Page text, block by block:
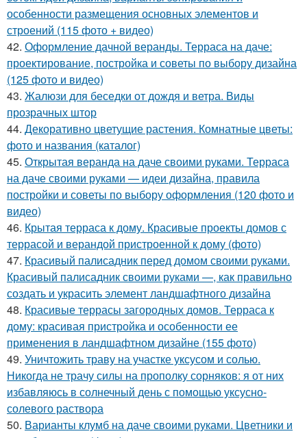
особенности размещения основных элементов и
строений (115 фото + видео)
42. Оформление дачной веранды. Терраса на даче:
проектирование, постройка и советы по выбору дизайна
(125 фото и видео)
43. Жалюзи для беседки от дождя и ветра. Виды
прозрачных штор
44. Декоративно цветущие растения. Комнатные цветы:
фото и названия (каталог)
45. Открытая веранда на даче своими руками. Терраса
на даче своими руками — идеи дизайна, правила
постройки и советы по выбору оформления (120 фото и
видео)
46. Крытая терраса к дому. Красивые проекты домов с
террасой и верандой пристроенной к дому (фото)
47. Красивый палисадник перед домом своими руками.
Красивый палисадник своими руками —, как правильно
создать и украсить элемент ландшафтного дизайна
48. Красивые террасы загородных домов. Терраса к
дому: красивая пристройка и особенности ее
применения в ландшафтном дизайне (155 фото)
49. Уничтожить траву на участке уксусом и солью.
Никогда не трачу силы на прополку сорняков: я от них
избавляюсь в солнечный день с помощью уксусно-
солевого раствора
50. Варианты клумб на даче своими руками. Цветники и